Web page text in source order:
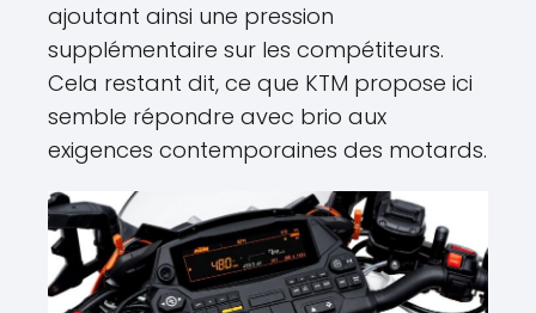
ajoutant ainsi une pression
supplémentaire sur les compétiteurs.
Cela restant dit, ce que KTM propose ici
semble répondre avec brio aux
exigences contemporaines des motards.